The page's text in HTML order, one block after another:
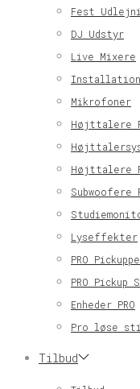
Fest
DJ Udstyr
Live Mixere
Mikrofoner
Højttalere
Højttalere
Subwoofere
Lyseffekter
PRO
PRO Pickup
Enheder PRO
Pro løse
Tilbud